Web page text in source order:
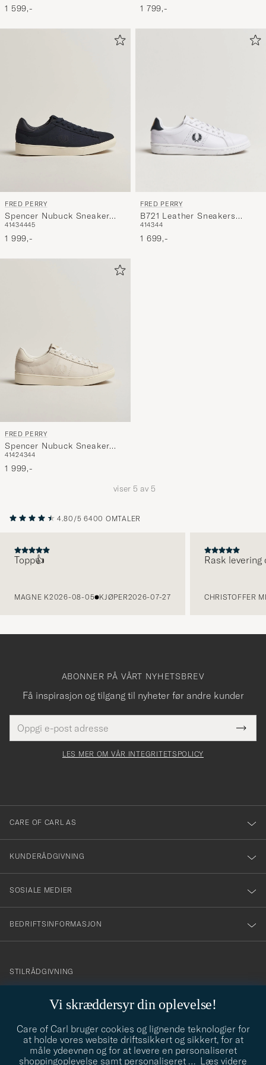
1 599,- 1 799,-
FRED PERRY
Spencer Nubuck Sneaker
Navy
41434445
1 999,-
FRED PERRY
B721 Leather Sneakers
White/Navy
414344
1 699,-
FRED PERRY
Spencer Nubuck Sneaker
Snow White
41424344
1 999,-
viser 5 av 5
4.80/5 6400 OMTALER
Topp👍
MAGNE K2026-08-05 KJØPER2026-07-27
Rask
CHRISTOFFER
Vi skræddersyr din oplevelse!
Care of Carl bruger cookies og lignende teknologier for
at holde vores website driftssikkert og sikkert, for at
måle ydeevnen og for at levere en personaliseret
shoppingoplevelse samt personaliseret … Læs videre
ABONNER PÅ VÅRT NYHETSBREV
Få inspirasjon og tilgang til nyheter før andre kunder
postadresse
felt
Tack
för
dig
till
vårt
nyhetsbrev!
LES MER OM VÅR INTEGRITETSPOLICY
CARE OF CARL AS
KUNDERÅDGIVNING
SOSIALE MEDIER
BEDRIFTSINFORMASJON
info@careofcarl.no
STILRÅDGIVNING
STILRÅDGIVNING